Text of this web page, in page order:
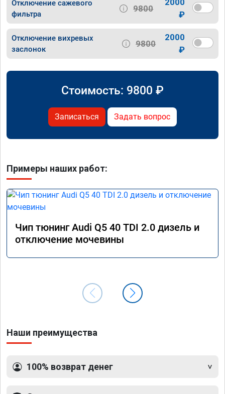
Отключение сажевого
фильтра
9800
2000
₽
Отключение вихревых
заслонок
9800
2000
₽
Стоимость: 9800 ₽
Записаться Задать вопрос
Примеры наших работ:
Чип тюнинг Audi Q5 40 TDI 2.0 дизель и
отключение мочевины
Наши преимущества
100% возврат денег